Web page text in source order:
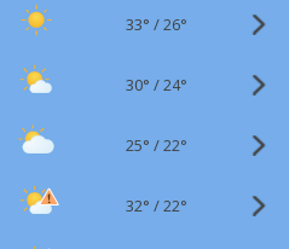
33° /26°
30° /24°
25° /22°
32° /22°